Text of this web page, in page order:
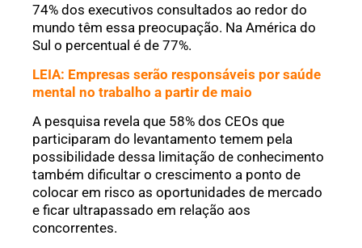
74% dos executivos consultados ao redor do
mundo têm essa preocupação. Na América do
Sul o percentual é de 77%.
LEIA: Empresas serão responsáveis por saúde
mental no trabalho a partir de maio
A pesquisa revela que 58% dos CEOs que
participaram do levantamento temem pela
possibilidade dessa limitação de conhecimento
também dificultar o crescimento a ponto de
colocar em risco as oportunidades de mercado
e ficar ultrapassado em relação aos
concorrentes.